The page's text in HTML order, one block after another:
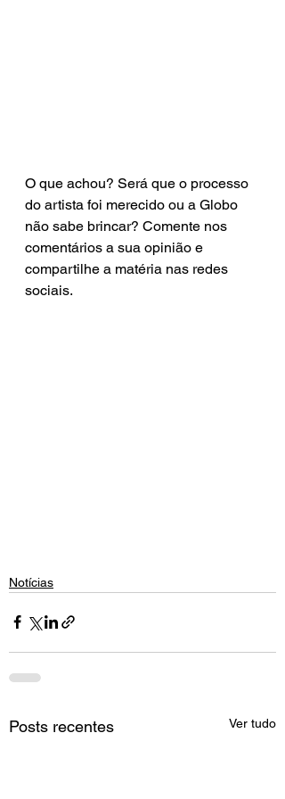
O que achou? Será que o processo
do artista foi merecido ou a Globo
não sabe brincar? Comente nos
comentários a sua opinião e
compartilhe a matéria nas redes
sociais.
Notícias
Posts recentes Ver tudo